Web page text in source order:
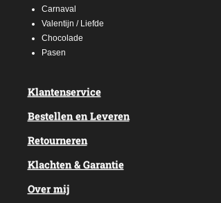
Carnaval
Valentijn / Liefde
Chocolade
Pasen
Klantenservice
Bestellen en Leveren
Retourneren
Klachten & Garantie
Over mij